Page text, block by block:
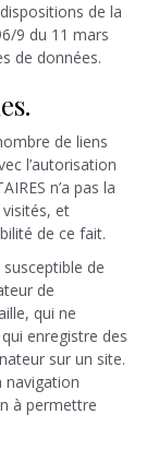
de la
9 du 11 mars
de données.
de liens
l’autorisation
n’a pas la
et
de ce fait.
susceptible de
de
qui ne
enregistre des
sur un site.
navigation
à permettre